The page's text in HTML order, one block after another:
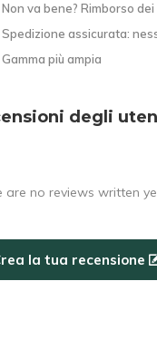
Non va bene? Rimborso dei
Spedizione assicurata:
Gamma più ampia
degli
are no reviews written
la tua recensione